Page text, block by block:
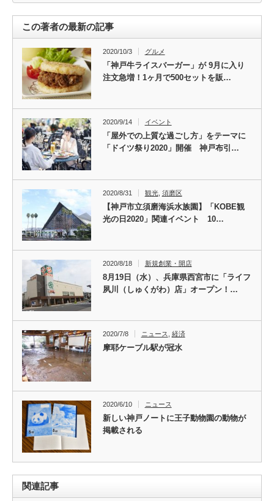
この著者の最新の記事
2020/10/3 グルメ
「神戸牛ライスバーガー」が 9月に入り
注文急増！1ヶ月で500セットを販…
2020/9/14 イベント
「屋外での上質な過ごし方」をテーマに
「ドイツ祭り2020」開催 神戸布引…
2020/8/31 観光, 須磨区
【神戸市立須磨海浜水族園】「KOBE観
光の日2020」関連イベント 10…
2020/8/18 新規創業・開店
8月19日（水）、兵庫県西宮市に「ライフ
夙川（しゅくがわ）店」オープン！…
2020/7/8 ニュース 経済
摩耶ケーブル駅が冠水
2020/6/10 ニュース
新しい神戸ノートに王子動物園の動物が
掲載される
関連記事